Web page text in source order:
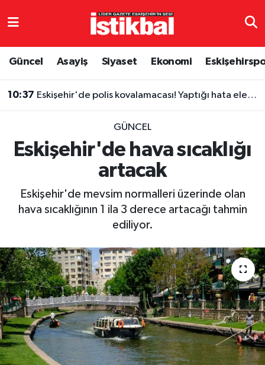
Güncel Asayiş Siyaset Ekonomi
10:37 Eskişehir'de polis kovalamacası! Yaptığı hata ele verdi
GÜNCEL
Eskişehir'de hava sıcaklığı
artacak
Eskişehir'de mevsim normalleri üzerinde olan
hava sıcaklığının 1 ila 3 derece artacağı tahmin
ediliyor.
Eskişehirspor
Eğitim
Sağlık
Yaşam
Resmi ilanlar
Eskişehir Nöbetçi Eczaneler
TFF 3.Lig 4.Grup Puan Durumu ve Fikstür
Tüm Manşetler
Son Dakika Haberleri
Haber Arşivi